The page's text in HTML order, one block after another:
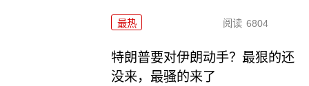
最热 阅读 6804
特朗普要对伊朗动手？最狠的还
没来，最骚的来了